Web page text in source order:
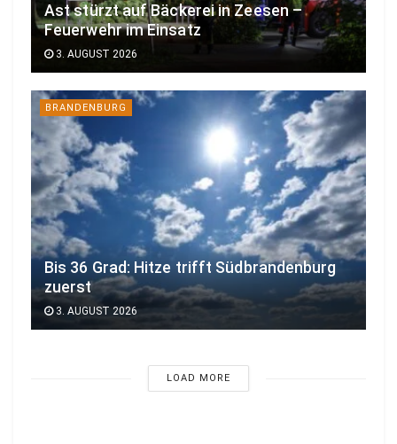
Ast stürzt auf Bäckerei in Zeesen –
Feuerwehr im Einsatz
3. AUGUST 2026
BRANDENBURG
Bis 36 Grad: Hitze trifft Südbrandenburg
zuerst
3. AUGUST 2026
LOAD MORE